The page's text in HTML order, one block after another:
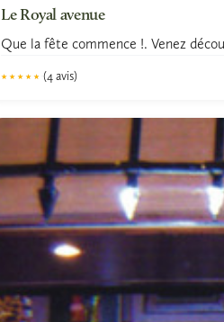
Le Royal avenue
Que la fête commence !. Venez
★★★★★
★★★★★ (4 avis)